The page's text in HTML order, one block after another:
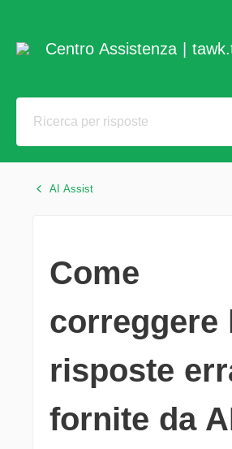
Centro Assistenza |
AI Assist
Come
correggere
risposte
fornite da